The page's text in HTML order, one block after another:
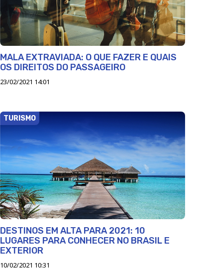
MALA EXTRAVIADA: O QUE FAZER E QUAIS
OS DIREITOS DO PASSAGEIRO
23/02/2021 14:01
TURISMO
DESTINOS EM ALTA PARA 2021: 10
LUGARES PARA CONHECER NO BRASIL E
EXTERIOR
10/02/2021 10:31